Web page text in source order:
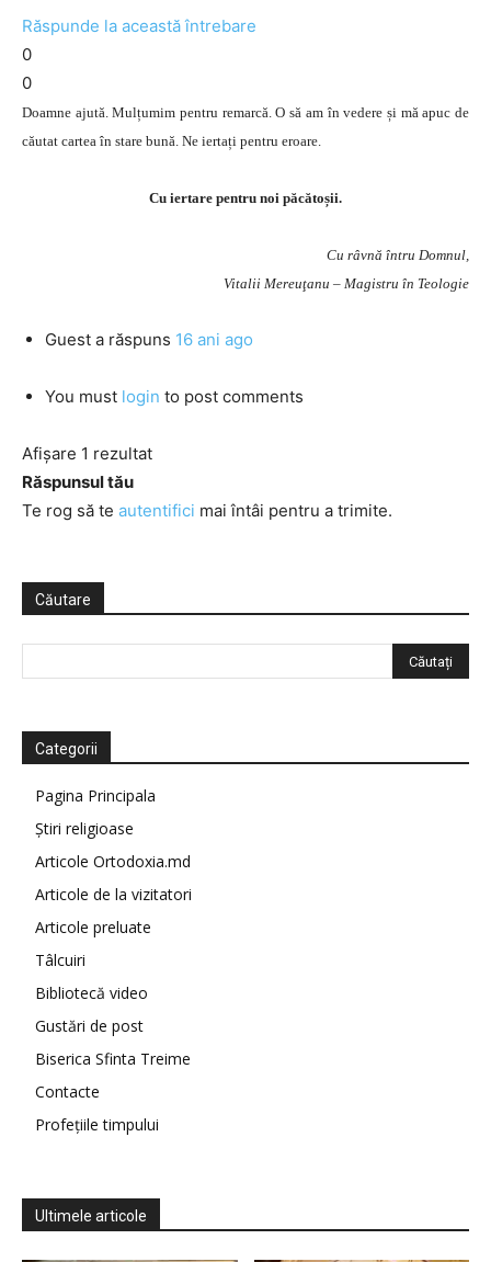
Răspunde la această întrebare
0
0
Doamne ajută. Mulțumim pentru remarcă. O să am în vedere și mă apuc de
căutat cartea în stare bună. Ne iertați pentru eroare.
Cu iertare pentru noi păcătoșii.
Cu râvnă întru Domnul,
Vitalii Mereuţanu – Magistru în Teologie
Guest a răspuns 16 ani ago
You must login to post comments
Afișare 1 rezultat
Răspunsul tău
Te rog să te autentifici mai întâi pentru a trimite.
Căutare
Categorii
Pagina Principala
Știri religioase
Articole Ortodoxia.md
Articole de la vizitatori
Articole preluate
Tâlcuiri
Bibliotecă video
Gustări de post
Biserica Sfinta Treime
Contacte
Profețiile timpului
Ultimele articole